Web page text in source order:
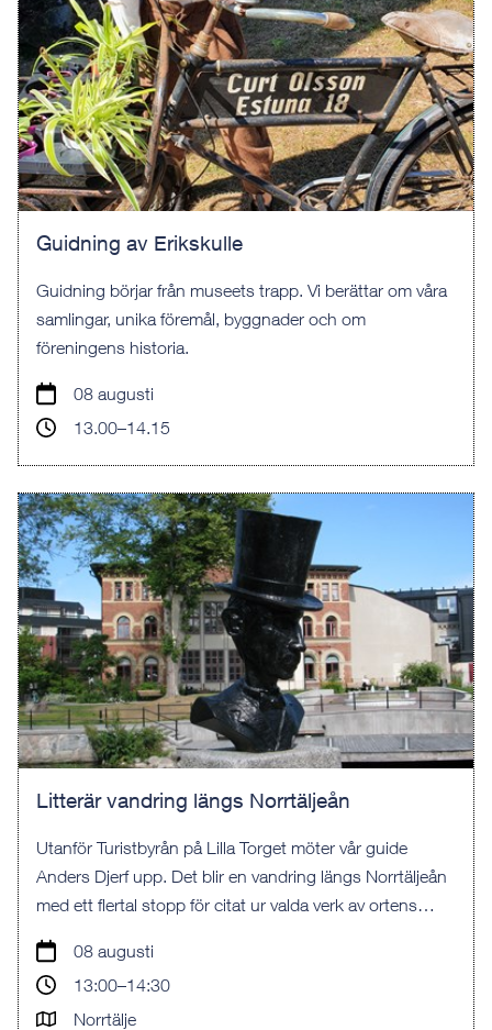
Guidning av Erikskulle
Guidning börjar från museets trapp. Vi berättar om våra
samlingar, unika föremål, byggnader och om
föreningens historia.
08 augusti
13.00–14.15
Litterär vandring längs Norrtäljeån
Utanför Turistbyrån på Lilla Torget möter vår guide
Anders Djerf upp. Det blir en vandring längs Norrtäljeån
med ett flertal stopp för citat ur valda verk av ortens
08 augusti
13:00–14:30
Norrtälje